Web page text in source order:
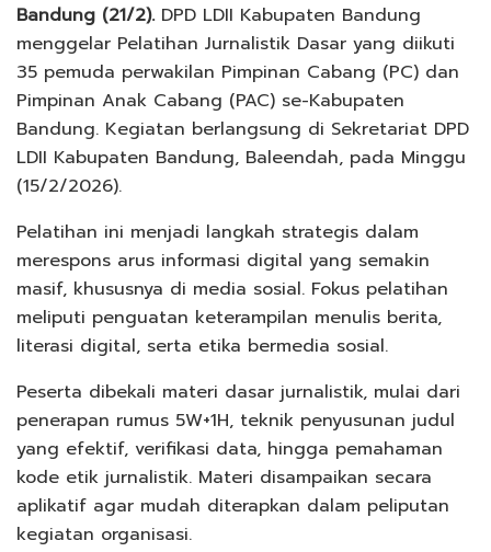
Bandung (21/2).DPD LDII Kabupaten Bandung
menggelar Pelatihan Jurnalistik Dasar yang diikuti
35 pemuda perwakilan Pimpinan Cabang (PC) dan
Pimpinan Anak Cabang (PAC) se-Kabupaten
Bandung. Kegiatan berlangsung di Sekretariat DPD
LDII Kabupaten Bandung, Baleendah, pada Minggu
(15/2/2026).
Pelatihan ini menjadi langkah strategis dalam
merespons arus informasi digital yang semakin
masif, khususnya di media sosial. Fokus pelatihan
meliputi penguatan keterampilan menulis berita,
literasi digital, serta etika bermedia sosial.
Peserta dibekali materi dasar jurnalistik, mulai dari
penerapan rumus 5W+1H, teknik penyusunan judul
yang efektif, verifikasi data, hingga pemahaman
kode etik jurnalistik. Materi disampaikan secara
aplikatif agar mudah diterapkan dalam peliputan
kegiatan organisasi.